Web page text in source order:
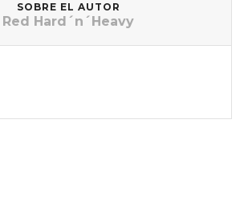
SOBRE EL AUTOR
Red Hard´n´Heavy